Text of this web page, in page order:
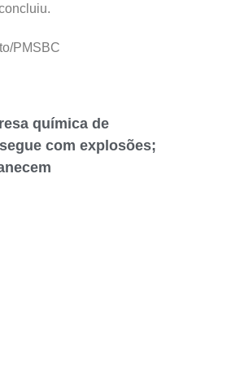
PMSBC
química de
com explosões;